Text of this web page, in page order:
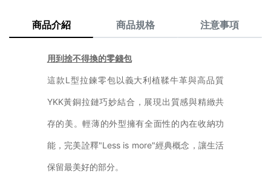
商品介紹 商品規格 注意事項
用到捨不得換的零錢包
這款L型拉鍊零包以義大利植鞣牛革與高品質
YKK黃銅拉鏈巧妙結合，展現出質感與精緻共
存的美。輕薄的外型擁有全面性的內在收納功
能，完美詮釋"Less is more"經典概念，讓生活
保留最美好的部分。